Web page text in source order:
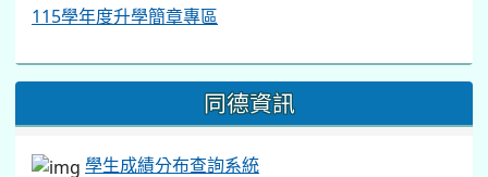
115學年度升學簡章專區
同德資訊
學生成績分布查詢系統